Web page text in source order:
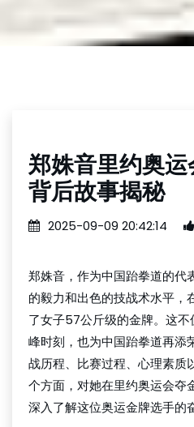
郑姝音里约奥
背后故事揭秘
2025-09-09 20:42:14
郑姝音，作为中国跆拳道的代
的毅力和出色的技战术水平，
了女子57公斤级的金牌。这
峰时刻，也为中国跆拳道再添
战历程、比赛过程、心理素质
个方面，对她在里约奥运会夺
深入了解这位奥运金牌选手的